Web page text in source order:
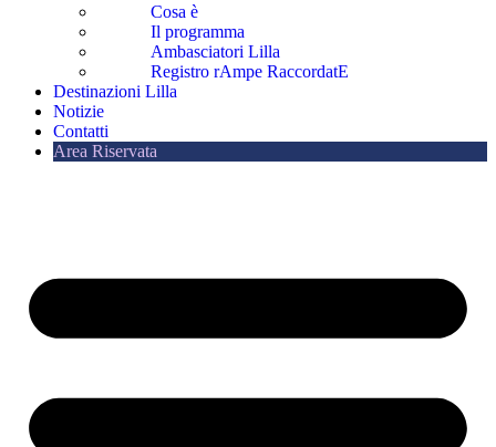
Cosa è
Il programma
Ambasciatori Lilla
Registro rAmpe RaccordatE
Destinazioni Lilla
Notizie
Contatti
Area Riservata